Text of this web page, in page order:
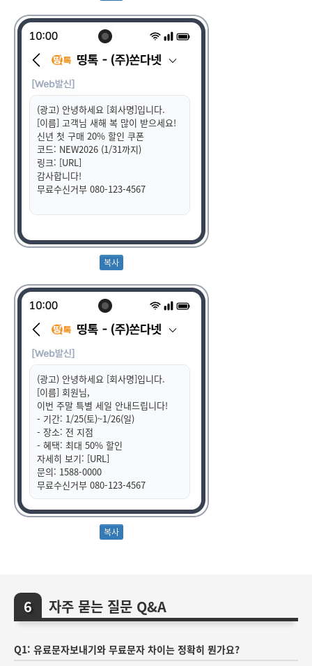
(광고) 안녕하세요 [회사명]입니다.
[이름] 고객님 새해 복 많이 받으세요!
신년 첫 구매 20% 할인 쿠폰
코드: NEW2026 (1/31까지)
링크: [URL]
감사합니다!
무료수신거부 080-123-4567
(광고) 안녕하세요 [회사명]입니다.
[이름] 회원님,
이번 주말 특별 세일 안내드립니다!
- 기간: 1/25(토)~1/26(일)
- 장소: 전 지점
- 혜택: 최대 50% 할인
자세히 보기: [URL]
문의: 1588-0000
무료수신거부 080-123-4567
자주 묻는 질문 Q&A
Q1: 유료문자보내기와 무료문자 차이는 정확히 뭔가요?